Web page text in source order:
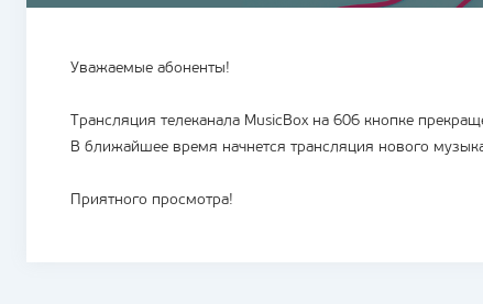
Уважаемые абоненты!
Трансляция телеканала MusicBox на 606 кнопке
В ближайшее время начнется трансляция нового
Приятного просмотра!